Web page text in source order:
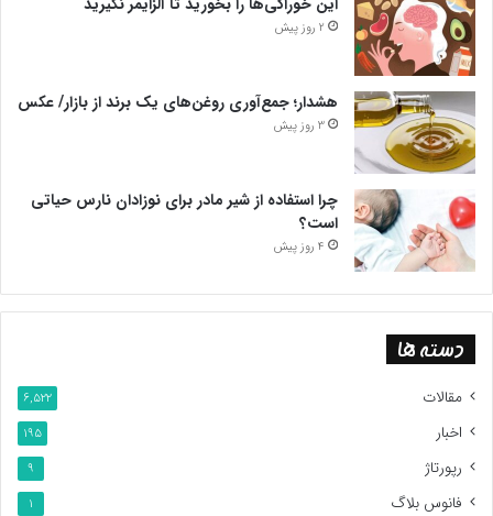
2 روز پیش
هشدار؛ جمع‌آوری روغن‌های یک برند از بازار/ عکس
3 روز پیش
چرا استفاده از شیر مادر برای نوزادان نارس حیاتی
است؟
4 روز پیش
دسته ها
مقالات 6,522
اخبار 195
رپورتاژ 9
فانوس بلاگ 1